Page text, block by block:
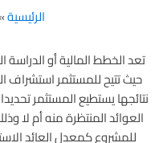
الرئيسية
تعد الخطط المالية أو
حيث تتيح للمستثمر استشراف
نتائجها يستطيع المستثمر
العوائد المنتظرة منه أم لا
للمشروع كمعدل العائد